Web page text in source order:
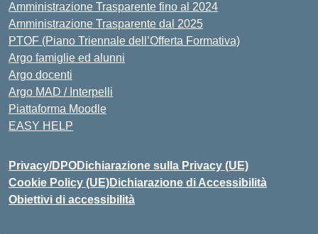
Amministrazione Trasparente fino al 2024
Amministrazione Trasparente dal 2025
PTOF (Piano Triennale dell’Offerta Formativa)
Argo famiglie ed alunni
Argo docenti
Argo MAD / Interpelli
Piattaforma Moodle
EASY HELP
Privacy/DPODichiarazione sulla Privacy (UE)
Cookie Policy (UE)Dichiarazione di Accessibilità
Obiettivi di accessibilità